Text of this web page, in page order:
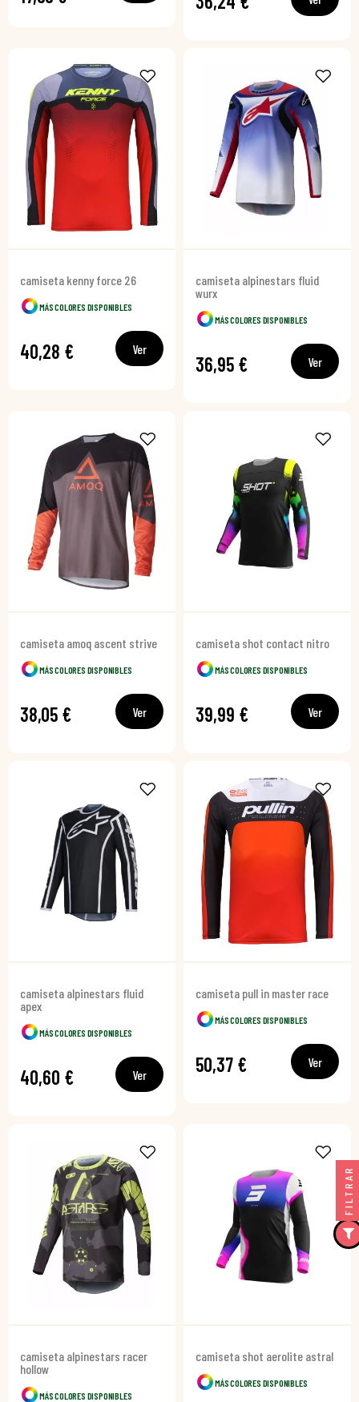
camiseta kenny force 26
MÁS COLORES DISPONIBLES
40,28 € Ver
camiseta alpinestars fluid
wurx
MÁS COLORES DISPONIBLES
36,95 € Ver
camiseta amoq ascent strive
MÁS COLORES DISPONIBLES
38,05 € Ver
camiseta shot contact nitro
MÁS COLORES DISPONIBLES
39,99 € Ver
camiseta alpinestars fluid
apex
MÁS COLORES DISPONIBLES
40,60 € Ver
camiseta pull in master race
MÁS COLORES DISPONIBLES
50,37 € Ver
camiseta alpinestars racer
hollow
MÁS COLORES DISPONIBLES
camiseta shot aerolite astral
MÁS COLORES DISPONIBLES
FILTRAR